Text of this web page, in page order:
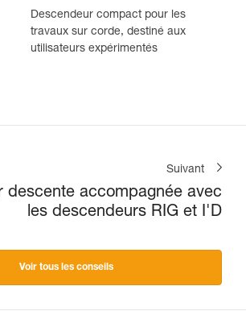
Descendeur compact pour les
travaux sur corde, destiné aux
utilisateurs expérimentés
Suivant
descente accompagnée avec
les descendeurs RIG et I'D
Voir tous les conseils